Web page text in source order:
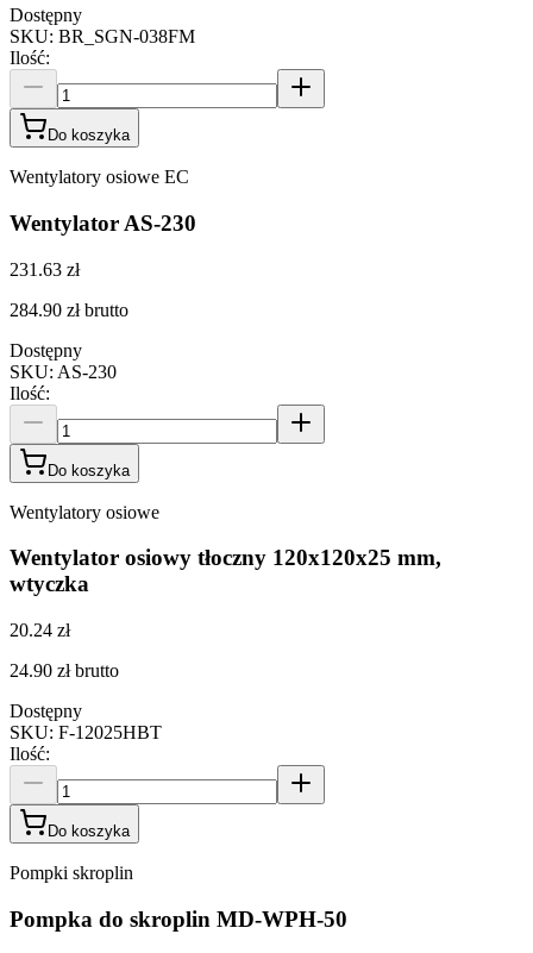
Dostępny
SKU: BR_SGN-038FM
Ilość:
Do koszyka
Wentylatory osiowe EC
Wentylator AS-230
231.63 zł
284.90 zł brutto
Dostępny
SKU: AS-230
Ilość:
Do koszyka
Wentylatory osiowe
Wentylator osiowy tłoczny 120x120x25 mm,
wtyczka
20.24 zł
24.90 zł brutto
Dostępny
SKU: F-12025HBT
Ilość:
Do koszyka
Pompki skroplin
Pompka do skroplin MD-WPH-50